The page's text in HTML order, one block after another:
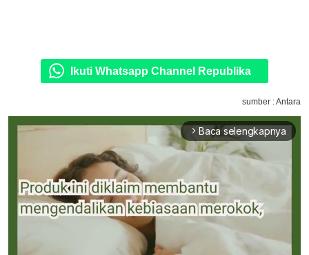
Ikuti Whatsapp Channel Republika
sumber : Antara
arrow_forward_ios Baca selengkapnya